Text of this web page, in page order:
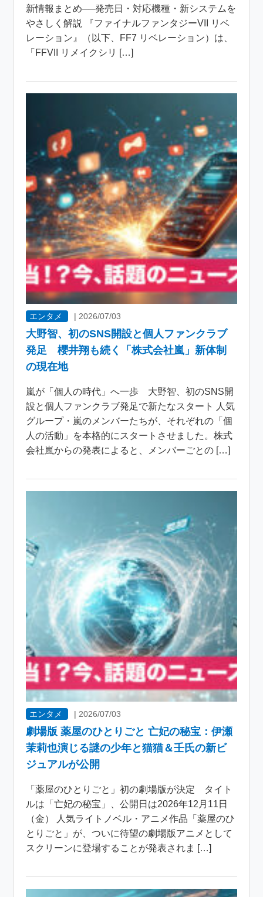
新情報まとめ──発売日・対応機種・新システムを
やさしく解説 『ファイナルファンタジーVII リベ
レーション』（以下、FF7 リベレーション）は、
「FFVII リメイクシリ […]
エンタメ |2026/07/03
大野智、初のSNS開設と個人ファンクラブ
発足 櫻井翔も続く「株式会社嵐」新体制
の現在地
嵐が「個人の時代」へ一歩 大野智、初のSNS開
設と個人ファンクラブ発足で新たなスタート 人気
グループ・嵐のメンバーたちが、それぞれの「個
人の活動」を本格的にスタートさせました。株式
会社嵐からの発表によると、メンバーごとの […]
エンタメ |2026/07/03
劇場版 薬屋のひとりごと 亡妃の秘宝：伊瀬
茉莉也演じる謎の少年と猫猫＆壬氏の新ビ
ジュアルが公開
「薬屋のひとりごと」初の劇場版が決定 タイト
ルは「亡妃の秘宝」、公開日は2026年12月11日
（金） 人気ライトノベル・アニメ作品「薬屋のひ
とりごと」が、ついに待望の劇場版アニメとして
スクリーンに登場することが発表されま […]